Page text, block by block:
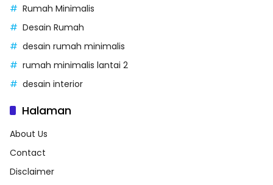
Rumah Minimalis
Desain Rumah
desain rumah minimalis
rumah minimalis lantai 2
desain interior
Halaman
About Us
Contact
Disclaimer